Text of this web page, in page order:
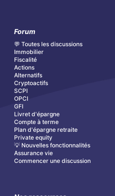
Forum
💬 Toutes les discussions
Immobilier
Fiscalité
Actions
Alternatifs
Cryptoactifs
SCPI
OPCI
GFI
Livret d'épargne
Compte à terme
Plan d'épargne retraite
Private equity
💡 Nouvelles fonctionnalités
Assurance vie
Commencer une discussion